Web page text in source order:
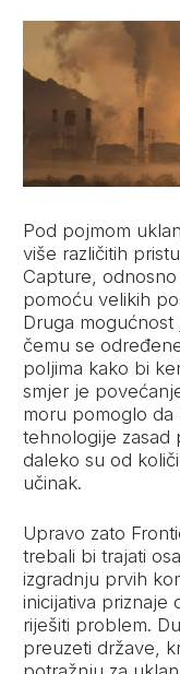
Pod pojmom
više različitih
Capture,
pomoću velikih
Druga
čemu se
poljima kako bi
smjer je
moru pomoglo da
tehnologije zasad
daleko su od
učinak.
Upravo zato
trebali bi trajati
izgradnju prvih
inicijativa priznaje
riješiti problem.
preuzeti države,